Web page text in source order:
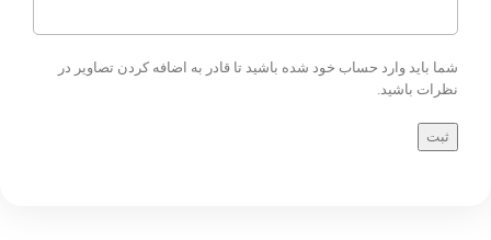
شما باید وارد حساب خود شده باشید تا قادر به اضافه کردن تصاویر در
نظرات باشید.